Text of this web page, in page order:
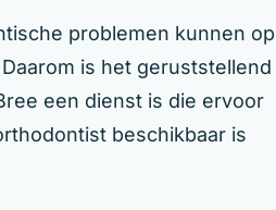
problemen kunnen op
is het geruststellend
een dienst is die ervoor
beschikbaar is